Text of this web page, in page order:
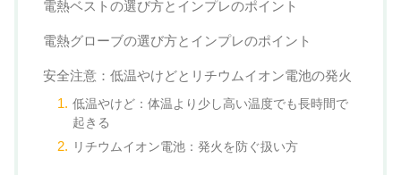
電熱ベストの選び方とインプレのポイント
電熱グローブの選び方とインプレのポイント
安全注意：低温やけどとリチウムイオン電池の発火
低温やけど：体温より少し高い温度でも長時間で
起きる
リチウムイオン電池：発火を防ぐ扱い方